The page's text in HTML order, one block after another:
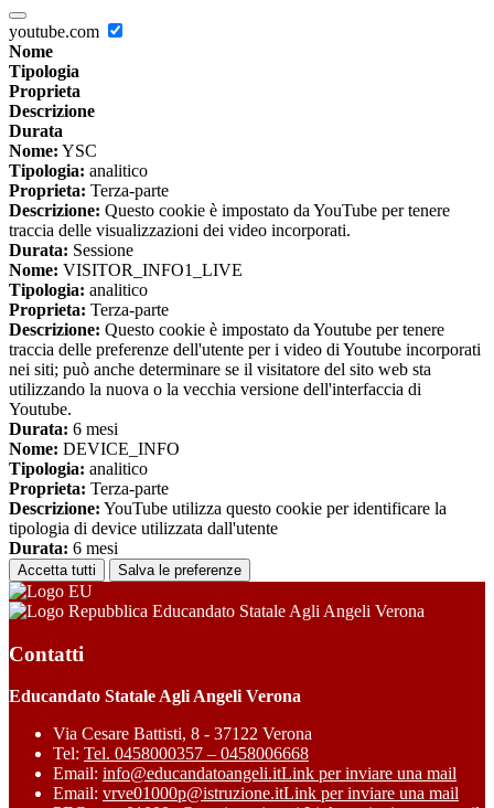
youtube.com
Nome
Tipologia
Proprieta
Descrizione
Durata
Nome: YSC
Tipologia: analitico
Proprieta: Terza-parte
Descrizione: Questo cookie è impostato da YouTube per tenere
traccia delle visualizzazioni dei video incorporati.
Durata: Sessione
Nome: VISITOR_INFO1_LIVE
Tipologia: analitico
Proprieta: Terza-parte
Descrizione: Questo cookie è impostato da Youtube per tenere
traccia delle preferenze dell'utente per i video di Youtube incorporati
nei siti; può anche determinare se il visitatore del sito web sta
utilizzando la nuova o la vecchia versione dell'interfaccia di
Youtube.
Durata: 6 mesi
Nome: DEVICE_INFO
Tipologia: analitico
Proprieta: Terza-parte
Descrizione: YouTube utilizza questo cookie per identificare la
tipologia di device utilizzata dall'utente
Durata: 6 mesi
Accetta tutti Salva le preferenze
Educandato Statale Agli Angeli Verona
Contatti
Educandato Statale Agli Angeli Verona
Via Cesare Battisti, 8 - 37122 Verona
Tel: Tel. 0458000357 – 0458006668
Email: info@educandatoangeli.itLink per inviare una mail
Email: vrve01000p@istruzione.itLink per inviare una mail